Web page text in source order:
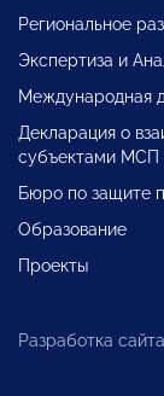
Региональное
Экспертиза и
Международная
Декларация о
субъектами МСП
Бюро по защите
Образование
Проекты
Разработка